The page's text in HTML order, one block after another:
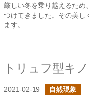
厳しい冬を乗り越えるため
つけてきました。その美し
ます。
トリュフ型キ
2021-02-19 自然現象